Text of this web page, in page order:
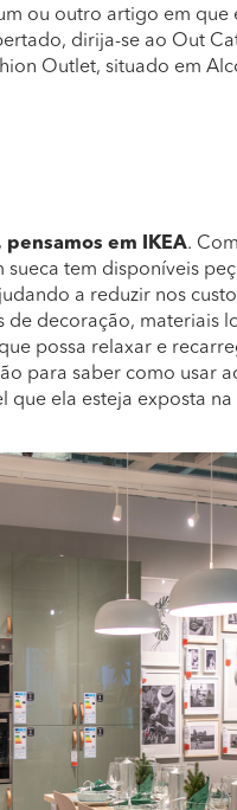
ou outro artigo em
dirija-se ao Out
Outlet, situado em
em IKEA.
tem disponíveis
a reduzir nos
de decoração, materiais
possa relaxar e
para saber como usar
que ela esteja exposta